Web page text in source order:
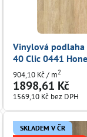
Vinylová podlaha
40 Clic 0441
1898,61 Kč
1569,10 Kč bez DPH
904,10 Kč/ m2
SKLADEM V ČR